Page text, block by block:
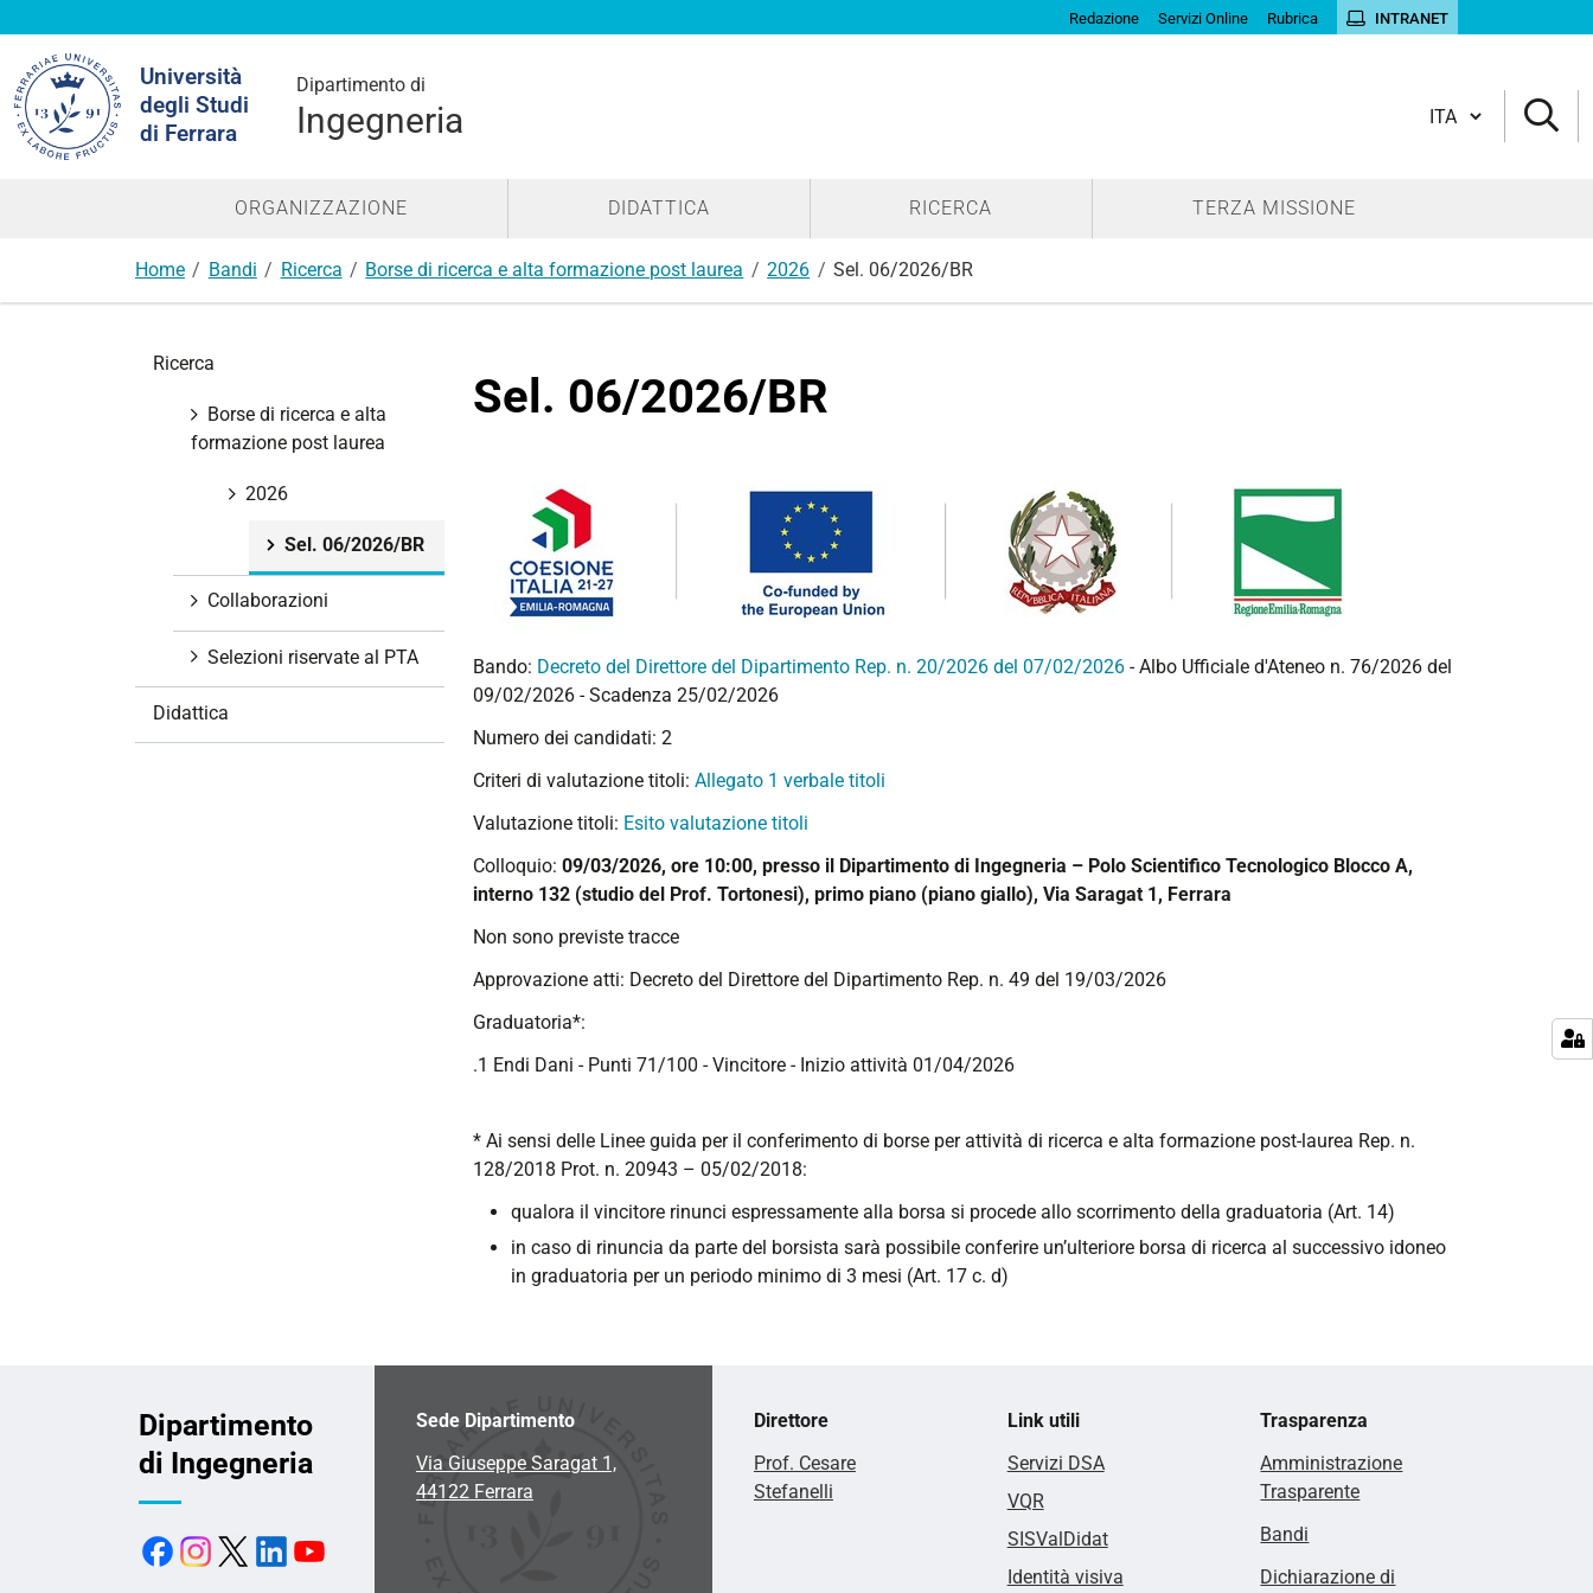
Redazione Servizi Online Rubrica INTRANET
Università
degli Studi
di Ferrara
Dipartimento di
Ingegneria
nel
sito
Cambia lingua
ORGANIZZAZIONE DIDATTICA RICERCA TERZA MISSIONE
Home Bandi Ricerca Borse di ricerca e alta formazione post laurea 2026 Sel. 06/2026/BR
Sel. 06/2026/BR
Bando: Decreto del Direttore del Dipartimento Rep. n. 20/2026 del 07/02/2026 - Albo Ufficiale d'Ateneo n. 76/2026 del
09/02/2026 - Scadenza 25/02/2026
Numero dei candidati: 2
Criteri di valutazione titoli: Allegato 1 verbale titoli
Valutazione titoli: Esito valutazione titoli
Colloquio: 09/03/2026, ore 10:00, presso il Dipartimento di Ingegneria – Polo Scientifico Tecnologico Blocco A,
interno 132 (studio del Prof. Tortonesi), primo piano (piano giallo), Via Saragat 1, Ferrara
Non sono previste tracce
Approvazione atti: Decreto del Direttore del Dipartimento Rep. n. 49 del 19/03/2026
Graduatoria*:
.1 Endi Dani - Punti 71/100 - Vincitore - Inizio attività 01/04/2026
* Ai sensi delle Linee guida per il conferimento di borse per attività di ricerca e alta formazione post-laurea Rep. n.
128/2018 Prot. n. 20943 – 05/02/2018:
qualora il vincitore rinunci espressamente alla borsa si procede allo scorrimento della graduatoria (Art. 14)
in caso di rinuncia da parte del borsista sarà possibile conferire un’ulteriore borsa di ricerca al successivo idoneo
in graduatoria per un periodo minimo di 3 mesi (Art. 17 c. d)
Ricerca
Borse di ricerca e alta
formazione post laurea
2026
Sel. 06/2026/BR
Collaborazioni
Selezioni riservate al PTA
Didattica
Dipartimento
di Ingegneria
Sede Dipartimento
Via Giuseppe Saragat 1,
44122 Ferrara
Direttore
Prof. Cesare
Stefanelli
Link utili
Servizi DSA
VQR
SISValDidat
Identità visiva
Trasparenza
Amministrazione
Trasparente
Bandi
Dichiarazione di